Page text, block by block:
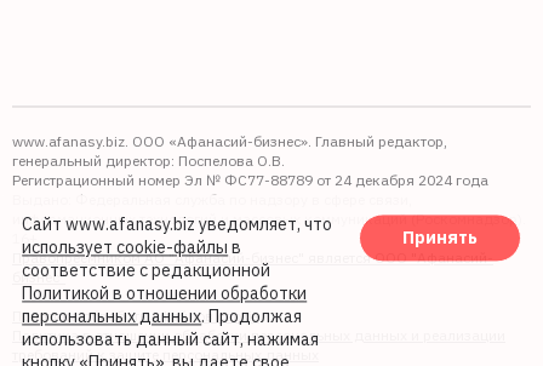
www.afanasy.biz. ООО «Афанасий-бизнес». Главный редактор,
генеральный директор: Поспелова О.В.
Регистрационный номер Эл № ФС77-88789 от 24 декабря 2024 года
Выдано: Федеральная служба по надзору в сфере связи,
информационных технологий и массовых коммуникаций (Роскомнадзор).
Правопреемником АО "Афанасий-бизнес" является ООО "Афанасий-
бизнес"
Политика обработки файлов cookie
Политика в отношении обработки персональных данных и реализации
требований к защите персональных данных
Сайт www.afanasy.biz уведомляет, что
использует cookie-файлы в
соответствие с редакционной
Политикой в отношении обработки
персональных данных. Продолжая
использовать данный сайт, нажимая
Принять